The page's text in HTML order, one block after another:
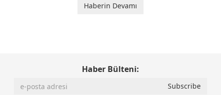
Haberin Devamı
Haber Bülteni: